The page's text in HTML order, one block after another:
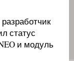
статус
и модуль